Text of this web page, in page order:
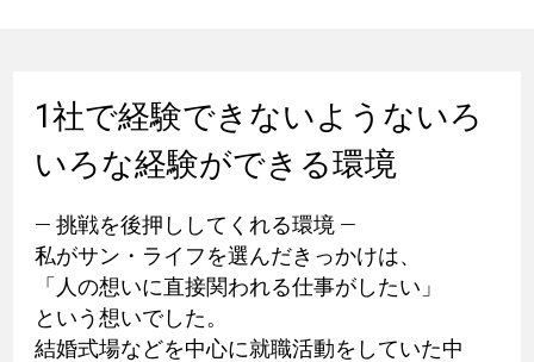
1社で経験できないようないろ
いろな経験ができる環境
― 挑戦を後押ししてくれる環境 ―
私がサン・ライフを選んだきっかけは、
「人の想いに直接関われる仕事がしたい」
という想いでした。
結婚式場などを中心に就職活動をしていた中